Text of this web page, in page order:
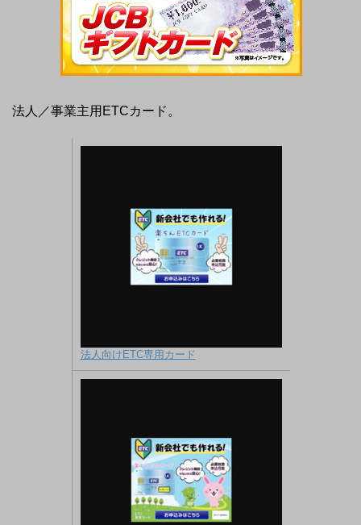
法人／事業主用ETCカード。
法人向けETC専用カード